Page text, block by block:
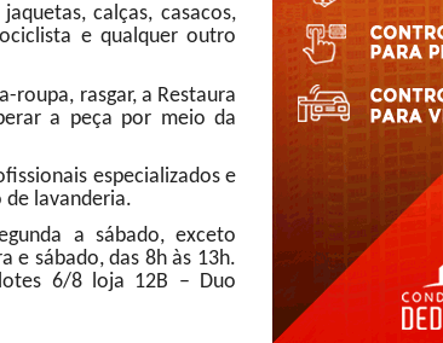
calças, casacos,
e qualquer outro
roupa, rasgar, a Restaura
a peça por meio da
especializados e
de lavanderia.
a sábado, exceto
e sábado, das 8h às 13h.
6/8 loja 12B – Duo